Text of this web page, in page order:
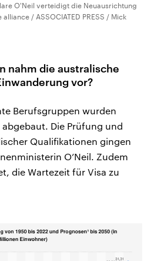
O'Neil verteidigt die Neuausrichtung
/ ASSOCIATED PRESS / Mick
nahm die australische
vor?
Berufsgruppen wurden
Die Prüfung und
Qualifikationen gingen
O’Neil. Zudem
die Wartezeit für Visa zu